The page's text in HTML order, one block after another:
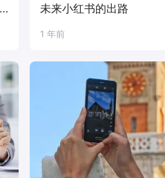
未来小红书的出路
1 年前